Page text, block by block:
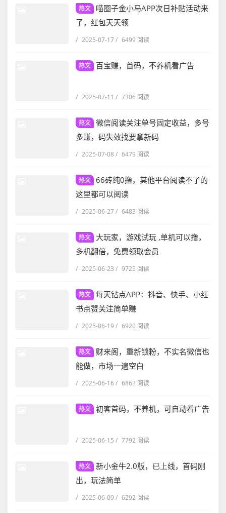
热文
喵圈子金小马APP次日补贴活动来
了，红包天天领
/ 2025-07-17/ 6499 阅读
热文 百宝赚，首码，不养机看广告
/ 2025-07-11 / 7306 阅读
热文 微信阅读关注单号固定收益，多号
多赚，码失效找要拿新码
/ 2025-07-08 / 6479 阅读
热文 66砖纯0撸，其他平台阅读不了的
这里都可以阅读
/ 2025-06-27/ 6483 阅读
热文
大玩家，游戏试玩 ,单机可以撸，
多机翻倍，免费领取会员
/ 2025-06-23 / 9725 阅读
热文 每天钻点APP：抖音、快手、小红
书点赞关注简单赚
/ 2025-06-19 / 6920 阅读
热文
财来阁，重新锁粉，不实名微信也
能做，市场一遍空白
/ 2025-06-16/ 6863 阅读
热文 初客首码，不养机，可自动看广告
/ 2025-06-15 / 7792 阅读
热文 新小金牛2.0版，已上线，首码刚
出，玩法简单
/ 2025-06-09 / 6292 阅读